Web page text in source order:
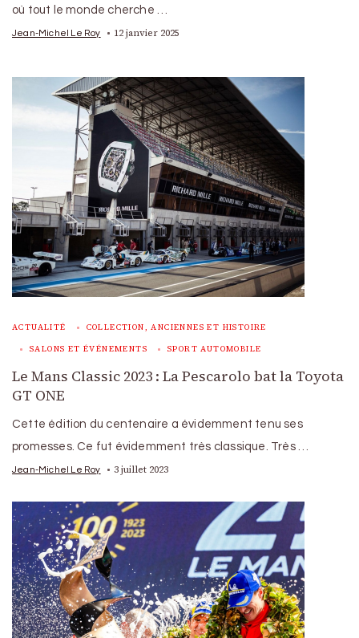
où tout le monde cherche …
Jean-Michel Le Roy 12 janvier 2025
ACTUALITÉ COLLECTION, ANCIENNES ET HISTOIRE
SALONS ET ÉVÉNEMENTS SPORT AUTOMOBILE
Le Mans Classic 2023 : La Pescarolo bat la Toyota
GT ONE
Cette édition du centenaire a évidemment tenu ses
promesses. Ce fut évidemment très classique. Très …
Jean-Michel Le Roy 3 juillet 2023